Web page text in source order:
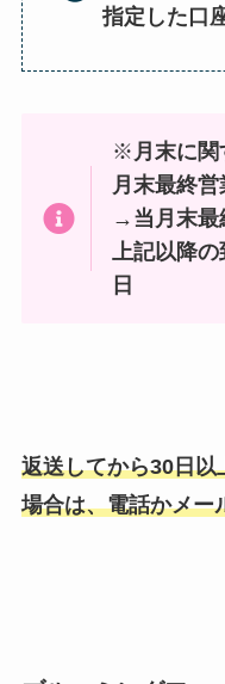
指定した口
※ 月末に
月末最終
→当月末最
上記以降
日
返送してから30日
場合は、電話かメー